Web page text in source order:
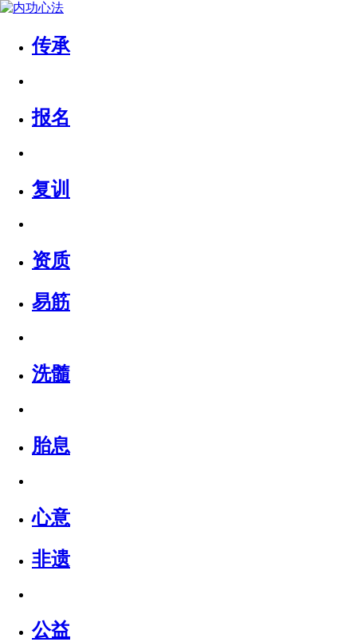
传承
报名
复训
资质
易筋
洗髓
胎息
心意
非遗
公益